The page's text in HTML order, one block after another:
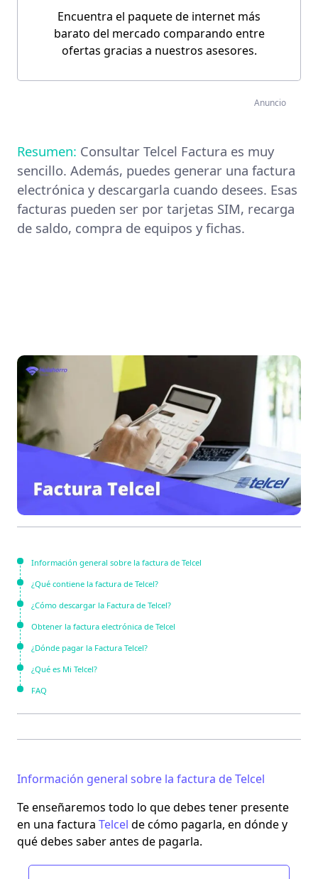
Información general sobre la factura de Telcel
¿Qué contiene la factura de Telcel?
¿Cómo descargar la Factura de Telcel?
Obtener la factura electrónica de Telcel
¿Dónde pagar la Factura Telcel?
¿Qué es Mi Telcel?
FAQ
Encuentra el paquete de internet más
barato del mercado comparando entre
ofertas gracias a nuestros asesores.
Anuncio
Resumen: Consultar Telcel Factura es muy
sencillo. Además, puedes generar una factura
electrónica y descargarla cuando desees. Esas
facturas pueden ser por tarjetas SIM, recarga
de saldo, compra de equipos y fichas.
Información general sobre la factura de Telcel
Te enseñaremos todo lo que debes tener presente
en una factura Telcel de cómo pagarla, en dónde y
qué debes saber antes de pagarla.